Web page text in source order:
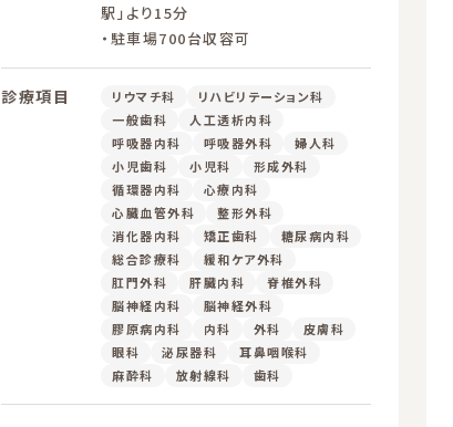
駅」より15分
・駐車場700台収容可
診療項目 リウマチ科
リハビリテーション科
一般歯科
人工透析内科
呼吸器内科
呼吸器外科
婦人科
小児歯科
小児科
形成外科
循環器内科
心療内科
心臓血管外科
整形外科
消化器内科
矯正歯科
糖尿病内科
総合診療科
緩和ケア外科
肛門外科
肝臓内科
脊椎外科
脳神経内科
脳神経外科
膠原病内科
内科 外科
皮膚科
眼科
泌尿器科
耳鼻咽喉科
麻酔科
放射線科 歯科